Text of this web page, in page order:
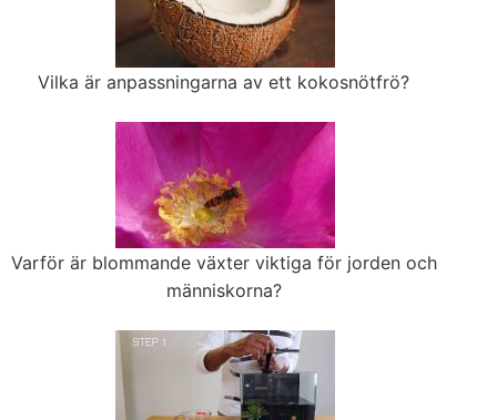
Vilka är anpassningarna av ett kokosnötfrö?
Varför är blommande växter viktiga för jorden och
människorna?